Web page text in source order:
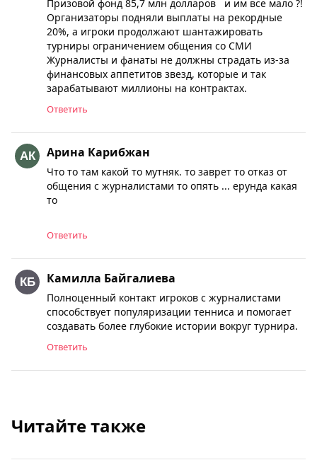
Призовой фонд 85,7 млн долларов и им все мало ?!
Организаторы подняли выплаты на рекордные
20%, а игроки продолжают шантажировать
турниры ограничением общения со СМИ
Журналисты и фанаты не должны страдать из-за
финансовых аппетитов звезд, которые и так
зарабатывают миллионы на контрактах.
Ответить
Арина Карибжан
Что то там какой то мутняк. то заврет то отказ от
общения с журналистами то опять ... ерунда какая
то
Ответить
Камилла Байгалиева
Полноценный контакт игроков с журналистами
способствует популяризации тенниса и помогает
создавать более глубокие истории вокруг турнира.
Ответить
Читайте также